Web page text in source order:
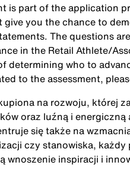
is part of the application
give you the chance to
The questions
in the Retail Athlete/
determining who to
to the assessment,
na rozwoju, której
oraz luźną i
się także na
czy stanowiska,
wnoszenie inspiracji i